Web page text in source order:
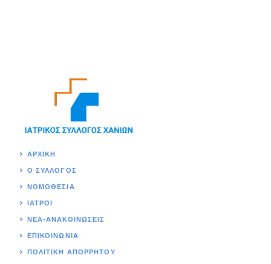
ΑΡΧΙΚΉ
Ο ΣΥΛΛΟΓΟΣ
ΝΟΜΟΘΕΣΊΑ
ΙΑΤΡΟΙ
ΝΕΑ-ΑΝΑΚΟΙΝΩΣΕΙΣ
ΕΠΙΚΟΙΝΩΝΊΑ
ΠΟΛΙΤΙΚΉ ΑΠΟΡΡΗΤΟΥ